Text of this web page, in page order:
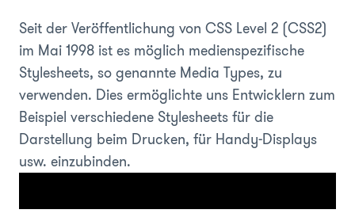
Seit der Veröffentlichung von CSS Level 2 (CSS2)
im Mai 1998 ist es möglich medienspezifische
Stylesheets, so genannte Media Types, zu
verwenden. Dies ermöglichte uns Entwicklern zum
Beispiel verschiedene Stylesheets für die
Darstellung beim Drucken, für Handy-Displays
usw. einzubinden.